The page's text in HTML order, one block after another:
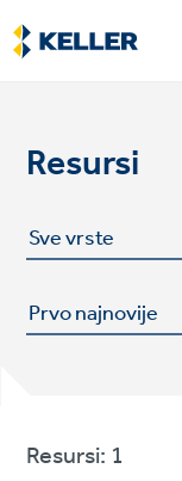
Skip
to
main
Resursi
Resursi: 1